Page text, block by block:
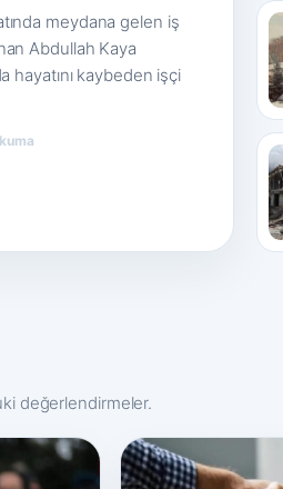
meydana gelen iş
Abdullah Kaya
hayatını kaybeden işçi
değerlendirmeler.